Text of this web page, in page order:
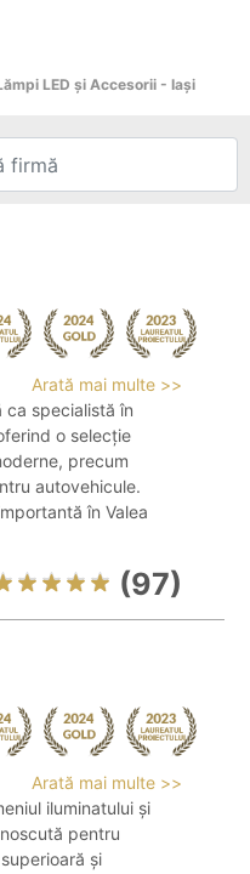
LED și Accesorii - Iaşi
Arată mai multe >>
specialistă în
o selecție
precum
autovehicule.
în Valea
(97)
Arată mai multe >>
iluminatului și
pentru
și